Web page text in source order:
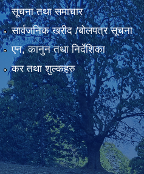
सूचना तथा समाचार
सार्वजनिक खरीद /बोलपत्र सूचना
एन, कानुन तथा निर्देशिका
कर तथा शुल्कहरु